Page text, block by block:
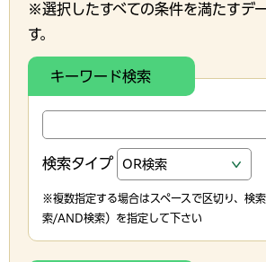
※選択したすべての条件を満たすデ
す。
キーワード検索
検索タイプ
※複数指定する場合はスペースで区切り、検
索/AND検索）を指定して下さい